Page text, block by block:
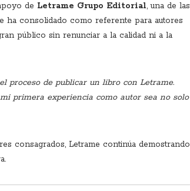
de Letrame Grupo Editorial, una de las
ha consolidado como referente para autores
público sin renunciar a la calidad ni a la
proceso de publicar un libro con Letrame.
primera experiencia como autor sea no solo
consagrados, Letrame continúa demostrando